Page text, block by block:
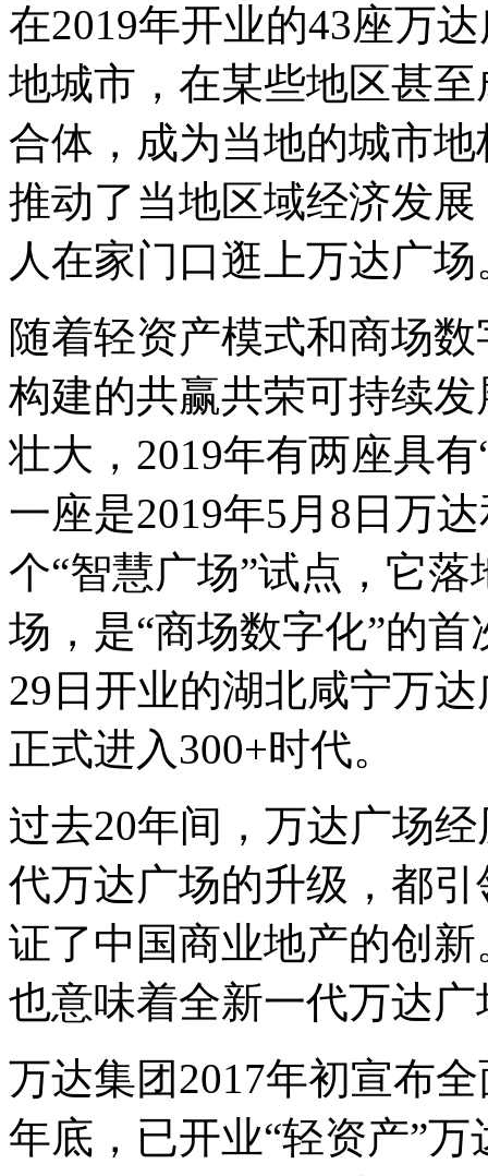
在2019年开业的43座万
地城市，在某些地区甚
合体，成为当地的城市
推动了当地区域经济发
人在家门口逛上万达广场
随着轻资产模式和商场
构建的共赢共荣可持续
壮大，2019年有两座具有
一座是2019年5月8日万
个“智慧广场”试点，它落
场，是“商场数字化”的首
29日开业的湖北咸宁万
正式进入300+时代。
过去20年间，万达广场
代万达广场的升级，都
证了中国商业地产的创
也意味着全新一代万达
万达集团2017年初宣布
年底，已开业“轻资产”万